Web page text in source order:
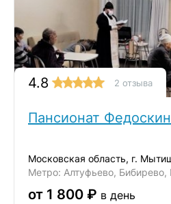
4.8 2 отзыва
Пансионат
Московская область, г.
от 1 800 ₽ в день